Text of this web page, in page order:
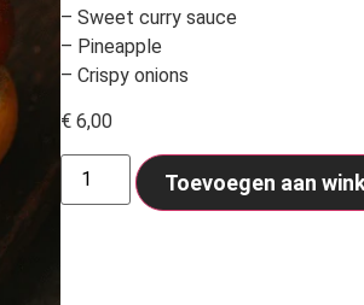
– Sweet curry sauce
– Pineapple
– Crispy onions
€ 6,00
Toevoegen aan